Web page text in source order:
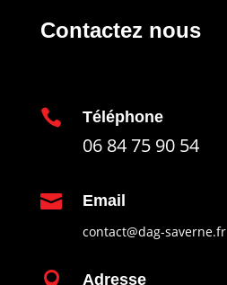
Contactez nous
 Téléphone
06 84 75 90 54
 Email
contact@dag-saverne.fr
 Adresse